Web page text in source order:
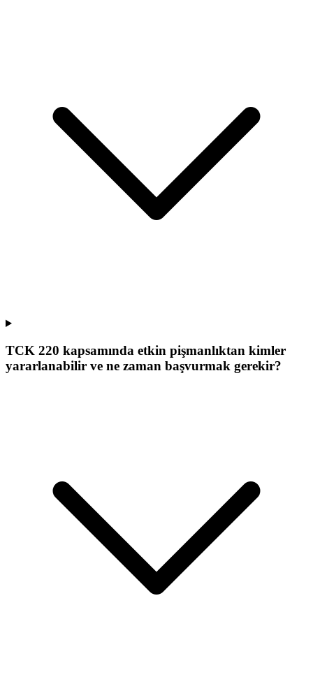
TCK 220 kapsamında etkin pişmanlıktan kimler
yararlanabilir ve ne zaman başvurmak gerekir?